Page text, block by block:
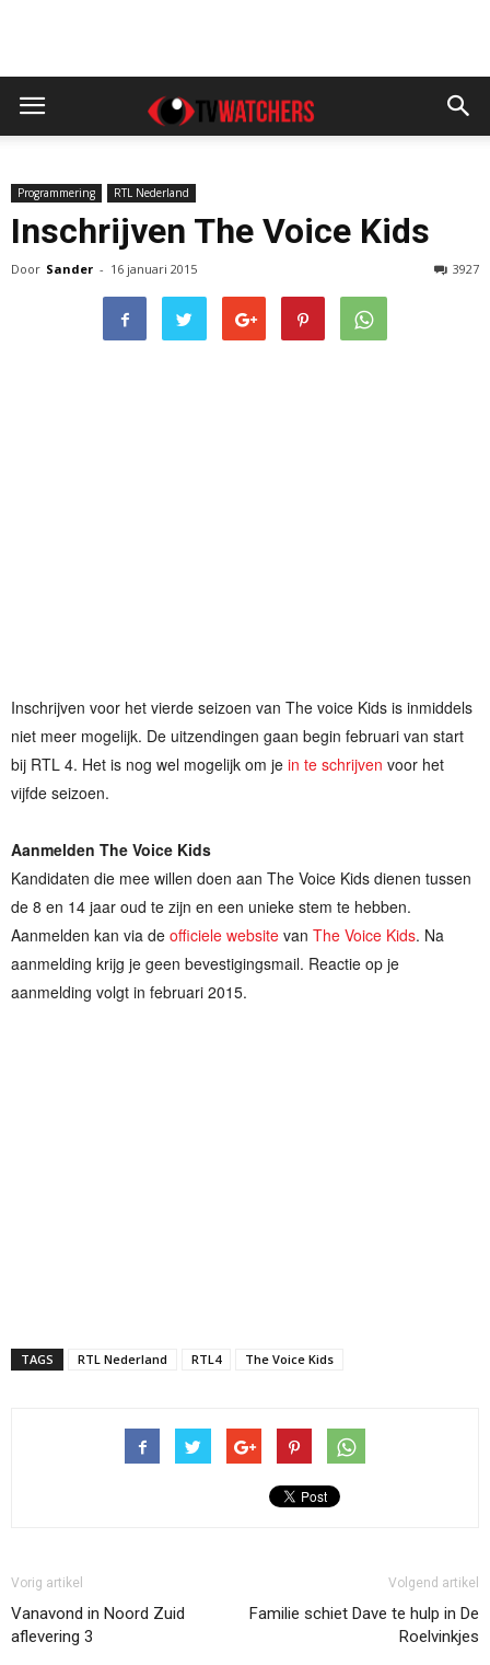
Programmering RTL Nederland
Inschrijven The Voice Kids
Door Sander - 16 januari 2015 3927
Inschrijven voor het vierde seizoen van The voice Kids is inmiddels
niet meer mogelijk. De uitzendingen gaan begin februari van start
bij RTL 4. Het is nog wel mogelijk om je in te schrijven voor het
vijfde seizoen.
Aanmelden The Voice Kids
Kandidaten die mee willen doen aan The Voice Kids dienen tussen
de 8 en 14 jaar oud te zijn en een unieke stem te hebben.
Aanmelden kan via de officiele website van The Voice Kids. Na
aanmelding krijg je geen bevestigingsmail. Reactie op je
aanmelding volgt in februari 2015.
TAGS RTL Nederland RTL4 The Voice Kids
Vorig artikel
Vanavond in Noord Zuid
aflevering 3
Volgend artikel
Familie schiet Dave te hulp in De
Roelvinkjes